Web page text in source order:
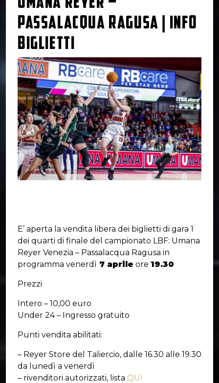
PASSALACQUA RAGUSA | INFO
BIGLIETTI
E’ aperta la vendita libera dei biglietti di gara 1
dei quarti di finale del campionato LBF: Umana
Reyer Venezia – Passalacqua Ragusa in
programma venerdì 7 aprile ore 19.30
Prezzi
Intero – 10,00 euro
Under 24 – Ingresso gratuito
Punti vendita abilitati:
– Reyer Store del Taliercio, dalle 16.30 alle 19.30
da lunedì a venerdì
– rivenditori autorizzati, lista QUI